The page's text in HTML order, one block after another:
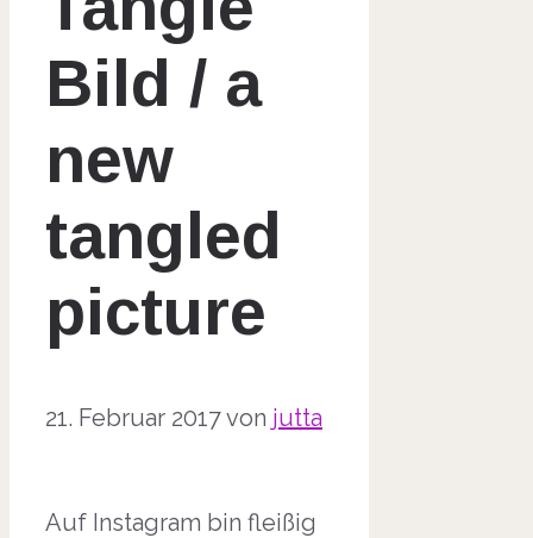
Bild / a
new
tangled
picture
21. Februar 2017von jutta
Auf Instagram bin fleißig